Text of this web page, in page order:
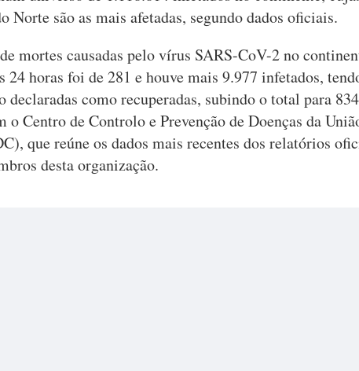
Norte são as mais afetadas, segundo dados oficiais.
mortes causadas pelo vírus SARS-CoV-2 no
24 horas foi de 281 e houve mais 9.977 infetados,
declaradas como recuperadas, subindo o total para
o Centro de Controlo e Prevenção de Doenças da
que reúne os dados mais recentes dos relatórios
desta organização.